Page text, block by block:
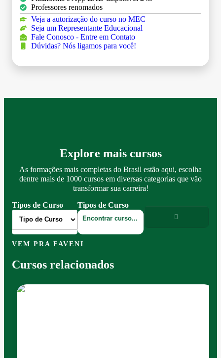
Professores renomados
Veja a autorização do curso no MEC
Seja um Representante Educacional
Fale Conosco - Entre em Contato
Dúvidas? Nós ligamos para você!
Explore mais cursos
As formações mais completas do Brasil estão aqui, escolha
dentre mais de 1000 cursos em diversas categorias que vão
transformar sua carreira!
Tipos de Curso
Tipos de Curso
VEM PRA FAVENI
Cursos relacionados